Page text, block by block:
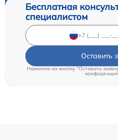
Бесплатная
специалистом
Оставить
Нажимая на кнопку "Оставить